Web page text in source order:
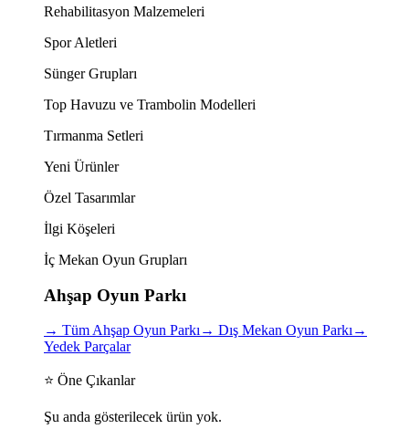
Rehabilitasyon Malzemeleri
Spor Aletleri
Sünger Grupları
Top Havuzu ve Trambolin Modelleri
Tırmanma Setleri
Yeni Ürünler
Özel Tasarımlar
İlgi Köşeleri
İç Mekan Oyun Grupları
Ahşap Oyun Parkı
→ Tüm Ahşap Oyun Parkı→ Dış Mekan Oyun Parkı→
Yedek Parçalar
⭐ Öne Çıkanlar
Şu anda gösterilecek ürün yok.